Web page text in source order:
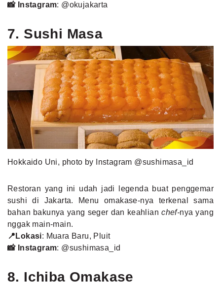
📸 Instagram: @okujakarta
7. Sushi Masa
Hokkaido Uni, photo by Instagram @sushimasa_id
Restoran yang ini udah jadi legenda buat penggemar
sushi di Jakarta. Menu omakase-nya terkenal sama
bahan bakunya yang seger dan keahlian chef-nya yang
nggak main-main.
📍Lokasi: Muara Baru, Pluit
📸 Instagram: @sushimasa_id
8. Ichiba Omakase